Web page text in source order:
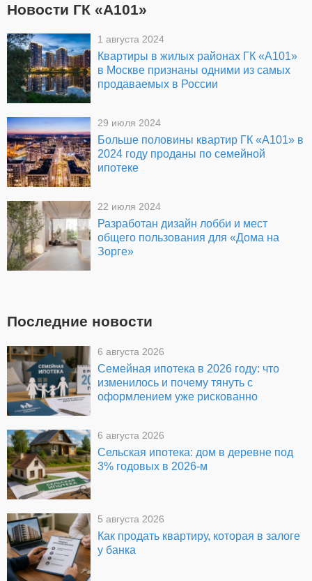
Новости ГК «А101»
1 августа 2024
Квартиры в жилых районах ГК «А101»
в Москве признаны одними из самых
продаваемых в России
29 июля 2024
Больше половины квартир ГК «А101» в
2024 году проданы по семейной
ипотеке
22 июля 2024
Разработан дизайн лобби и мест
общего пользования для «Дома на
Зорге»
Последние новости
6 августа 2026
Семейная ипотека в 2026 году: что
изменилось и почему тянуть с
оформлением уже рискованно
6 августа 2026
Сельская ипотека: дом в деревне под
3% годовых в 2026-м
5 августа 2026
Как продать квартиру, которая в залоге
у банка